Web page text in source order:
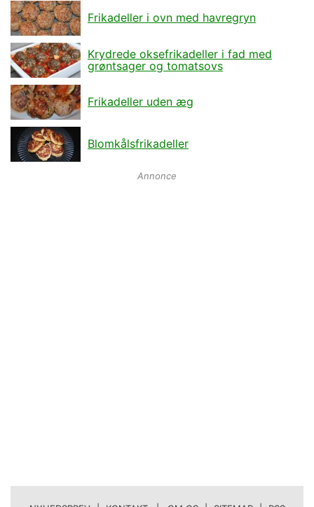
Frikadeller i ovn med havregryn
Krydrede oksefrikadeller i fad med
grøntsager og tomatsovs
Frikadeller uden æg
Blomkålsfrikadeller
Annonce